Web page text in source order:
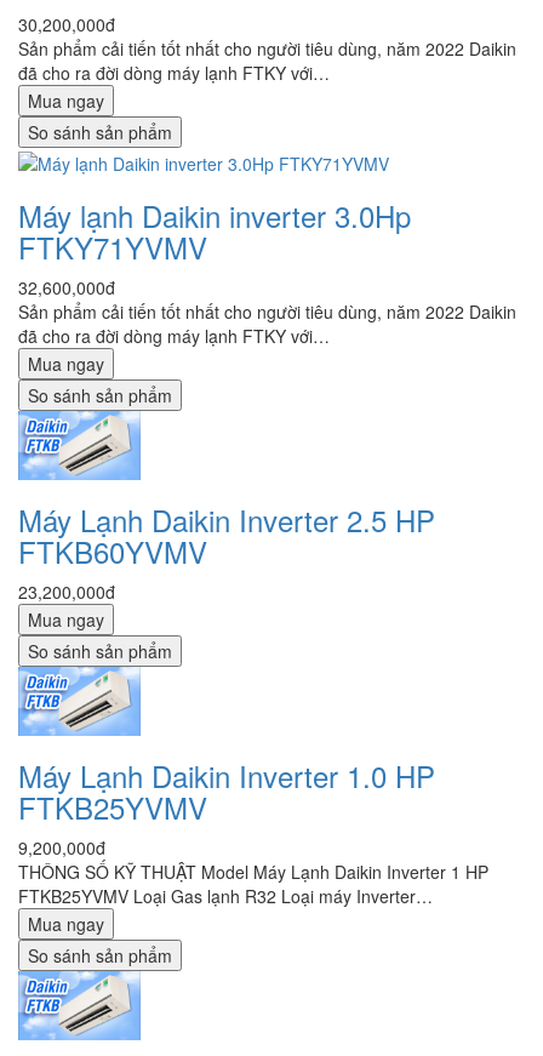
30,200,000đ
Sản phẩm cải tiến tốt nhất cho người tiêu dùng, năm 2022 Daikin
đã cho ra đời dòng máy lạnh FTKY với…
Mua ngay
So sánh sản phẩm
Máy lạnh Daikin inverter 3.0Hp
FTKY71YVMV
32,600,000đ
Sản phẩm cải tiến tốt nhất cho người tiêu dùng, năm 2022 Daikin
đã cho ra đời dòng máy lạnh FTKY với…
Mua ngay
So sánh sản phẩm
Máy Lạnh Daikin Inverter 2.5 HP
FTKB60YVMV
23,200,000đ
Mua ngay
So sánh sản phẩm
Máy Lạnh Daikin Inverter 1.0 HP
FTKB25YVMV
9,200,000đ
THÔNG SỐ KỸ THUẬT Model Máy Lạnh Daikin Inverter 1 HP
FTKB25YVMV Loại Gas lạnh R32 Loại máy Inverter…
Mua ngay
So sánh sản phẩm